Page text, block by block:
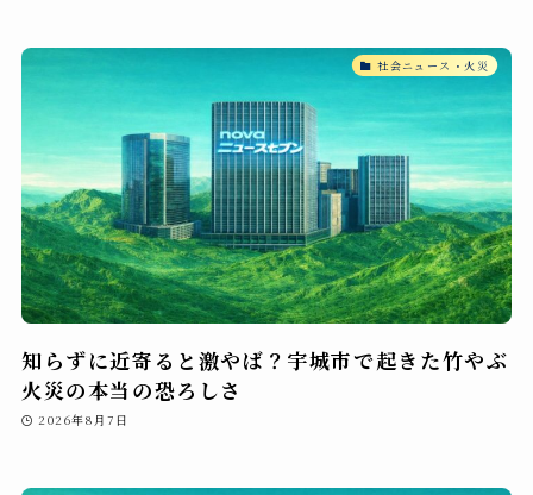
社会ニュース・火災
知らずに近寄ると激やば？宇城市で起きた竹やぶ
火災の本当の恐ろしさ
2026年8月7日